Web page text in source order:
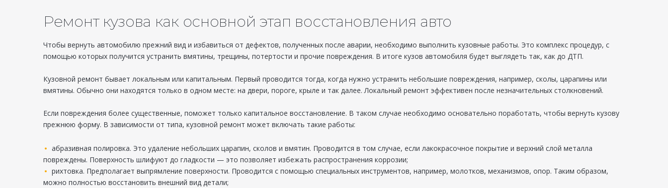
Ремонт кузова как основной этап восстановления авто
Чтобы вернуть автомобилю прежний вид и избавиться от дефектов, полученных после аварии, необходимо выполнить кузовные работы. Это комплекс процедур, с
помощью которых получится устранить вмятины, трещины, потертости и прочие повреждения. В итоге кузов автомобиля будет выглядеть так, как до ДТП.
Кузовной ремонт бывает локальным или капитальным. Первый проводится тогда, когда нужно устранить небольшие повреждения, например, сколы, царапины или
вмятины. Обычно они находятся только в одном месте: на двери, пороге, крыле и так далее. Локальный ремонт эффективен после незначительных столкновений.
Если повреждения более существенные, поможет только капитальное восстановление. В таком случае необходимо основательно поработать, чтобы вернуть кузову
прежнюю форму. В зависимости от типа, кузовной ремонт может включать такие работы:
абразивная полировка. Это удаление небольших царапин, сколов и вмятин. Проводится в том случае, если лакокрасочное покрытие и верхний слой металла
повреждены. Поверхность шлифуют до гладкости — это позволяет избежать распространения коррозии;
рихтовка. Предполагает выпрямление поверхности. Проводится с помощью специальных инструментов, например, молотков, механизмов, опор. Таким образом,
можно полностью восстановить внешний вид детали;